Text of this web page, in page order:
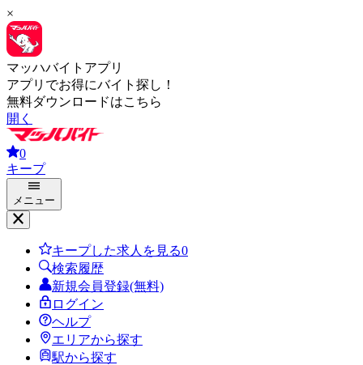
×
マッハバイトアプリ
アプリでお得にバイト探し！
無料ダウンロードはこちら
開く
0
キープ
メニュー
キープした求人を見る0
検索履歴
新規会員登録(無料)
ログイン
ヘルプ
エリアから探す
駅から探す